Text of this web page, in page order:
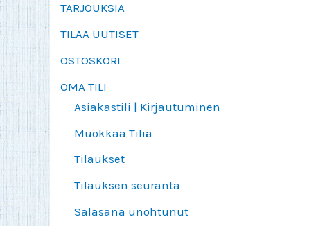
TARJOUKSIA
TILAA UUTISET
OSTOSKORI
OMA TILI
Asiakastili | Kirjautuminen
Muokkaa Tiliä
Tilaukset
Tilauksen seuranta
Salasana unohtunut